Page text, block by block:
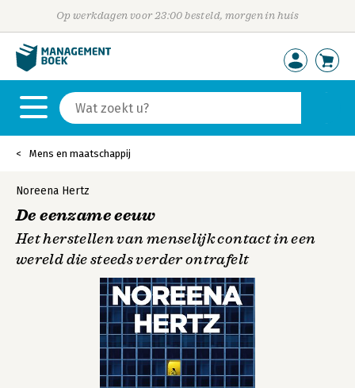
Op werkdagen voor 23:00 besteld, morgen in huis
Mens en maatschappij
Noreena Hertz
De eenzame eeuw
Het herstellen van menselijk contact in een
wereld die steeds verder ontrafelt